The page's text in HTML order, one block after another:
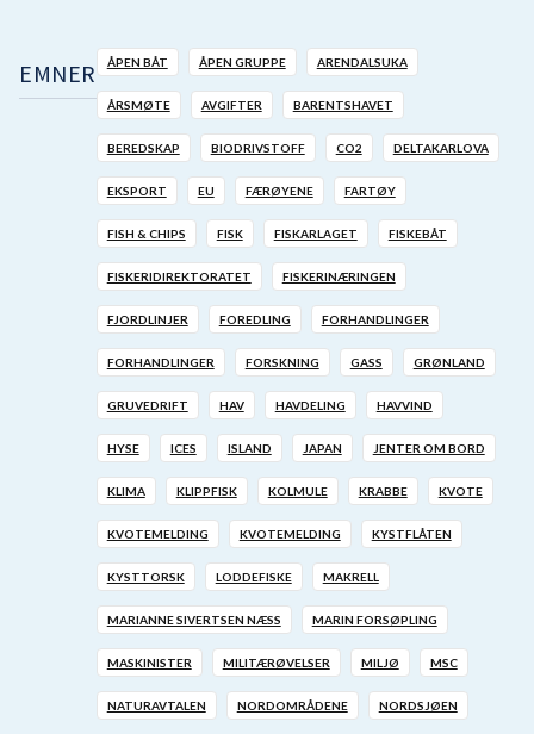
EMNER ÅPEN BÅT ÅPEN GRUPPE ARENDALSUKA
ÅRSMØTE AVGIFTER BARENTSHAVET
BEREDSKAP BIODRIVSTOFF CO2 DELTAKARLOVA
EKSPORT EU FÆRØYENE FARTØY
FISH & CHIPS FISK FISKARLAGET FISKEBÅT
FISKERIDIREKTORATET FISKERINÆRINGEN
FJORDLINJER FOREDLING FORHANDLINGER
FORHANDLINGER FORSKNING GASS GRØNLAND
GRUVEDRIFT HAV HAVDELING HAVVIND
HYSE ICES ISLAND JAPAN JENTER OM BORD
KLIMA KLIPPFISK KOLMULE KRABBE KVOTE
KVOTEMELDING KVOTEMELDING KYSTFLÅTEN
KYSTTORSK LODDEFISKE MAKRELL
MARIANNE SIVERTSEN NÆSS MARIN FORSØPLING
MASKINISTER MILITÆRØVELSER MILJØ MSC
NATURAVTALEN NORDOMRÅDENE NORDSJØEN